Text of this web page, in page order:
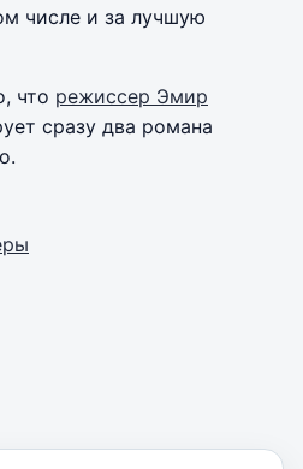
числе и за лучшую
что режиссер Эмир
сразу два романа